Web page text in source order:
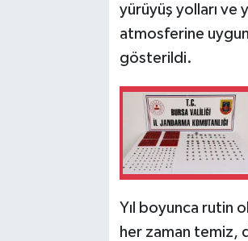
yürüyüş yolları ve
atmosferine
gösterildi.
Yıl boyunca rutin
her zaman temiz,